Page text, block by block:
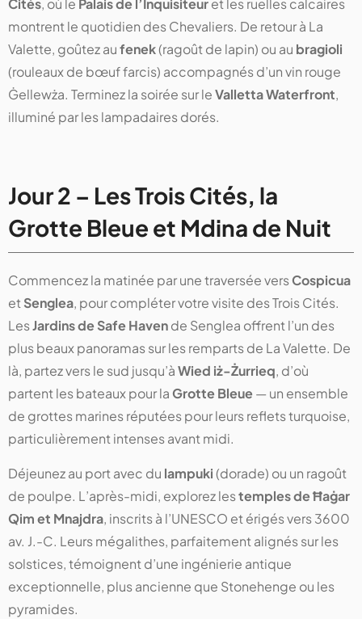
Cités, où le Palais de l’Inquisiteuret les ruelles calcaires
montrent le quotidien des Chevaliers. De retour à La
Valette, goûtez aufenek(ragoût de lapin) ou au bragioli
(rouleaux de bœuf farcis) accompagnés d’un vin rouge
Ġellewża. Terminez la soirée sur leValletta Waterfront,
illuminé par les lampadaires dorés.
Jour 2 – Les Trois Cités, la
Grotte Bleue et Mdina de Nuit
Commencez la matinée par une traversée versCospicua
etSenglea, pour compléter votre visite des Trois Cités.
LesJardins de Safe Havende Senglea offrent l’un des
plus beaux panoramas sur les remparts de La Valette. De
là, partez vers le sud jusqu’àWied iż-Żurrieq, d’où
partent les bateaux pour la Grotte Bleue— un ensemble
de grottes marines réputées pour leurs reflets turquoise,
particulièrement intenses avant midi.
Déjeunez au port avec du lampuki(dorade) ou un ragoût
de poulpe. L’après-midi, explorez lestemples de Ħaġar
Qim et Mnajdra, inscrits à l’UNESCO et érigés vers 3600
av. J.-C. Leurs mégalithes, parfaitement alignés sur les
solstices, témoignent d’une ingénierie antique
exceptionnelle, plus ancienne que Stonehenge ou les
pyramides.